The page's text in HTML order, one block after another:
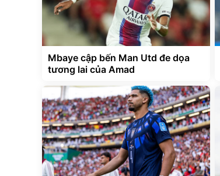
Mbaye cập bến Man Utd đe dọa
tương lai của Amad